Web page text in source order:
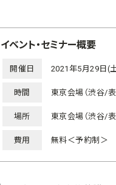
イベント・セミナー概要
開催日 2021年5月29日(
時間 東京会場（渋谷/
場所 東京会場（渋谷/
費用 無料＜予約制＞